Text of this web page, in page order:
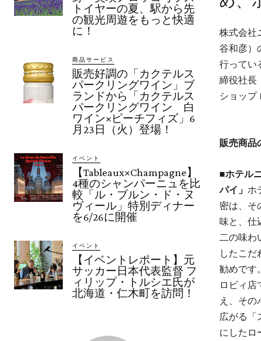
トイヤーの夏、駅から先
の観光周遊をもっと快適
に！
商品サービス
販売好調の「カクテルス
パークリングワイン」ブ
ランドから「カクテルス
パークリングワイン 白
ワイン×ピーチフィズ」6
月23日（火）登場！
イベント
【Tableaux×Champagne】
4種のシャンパーニュを比
較「ル・ブルン・ド・ヌ
ヴィール」特別ディナー
を6/26に開催
イベント
【イベントレポート】元
サッカー日本代表監督 フ
ィリップ・トルシエ氏が
北海道・仁木町を訪問！
株式会社
⾕和彦）
⾏ってい
締役社⻑
ショップ
販売商品
■ホテル
パイ」 ホ
密は、そ
味と、仕
二の味わ
したこだ
勧めです。
ロビィ店
え、その
広がる「
にしたロ